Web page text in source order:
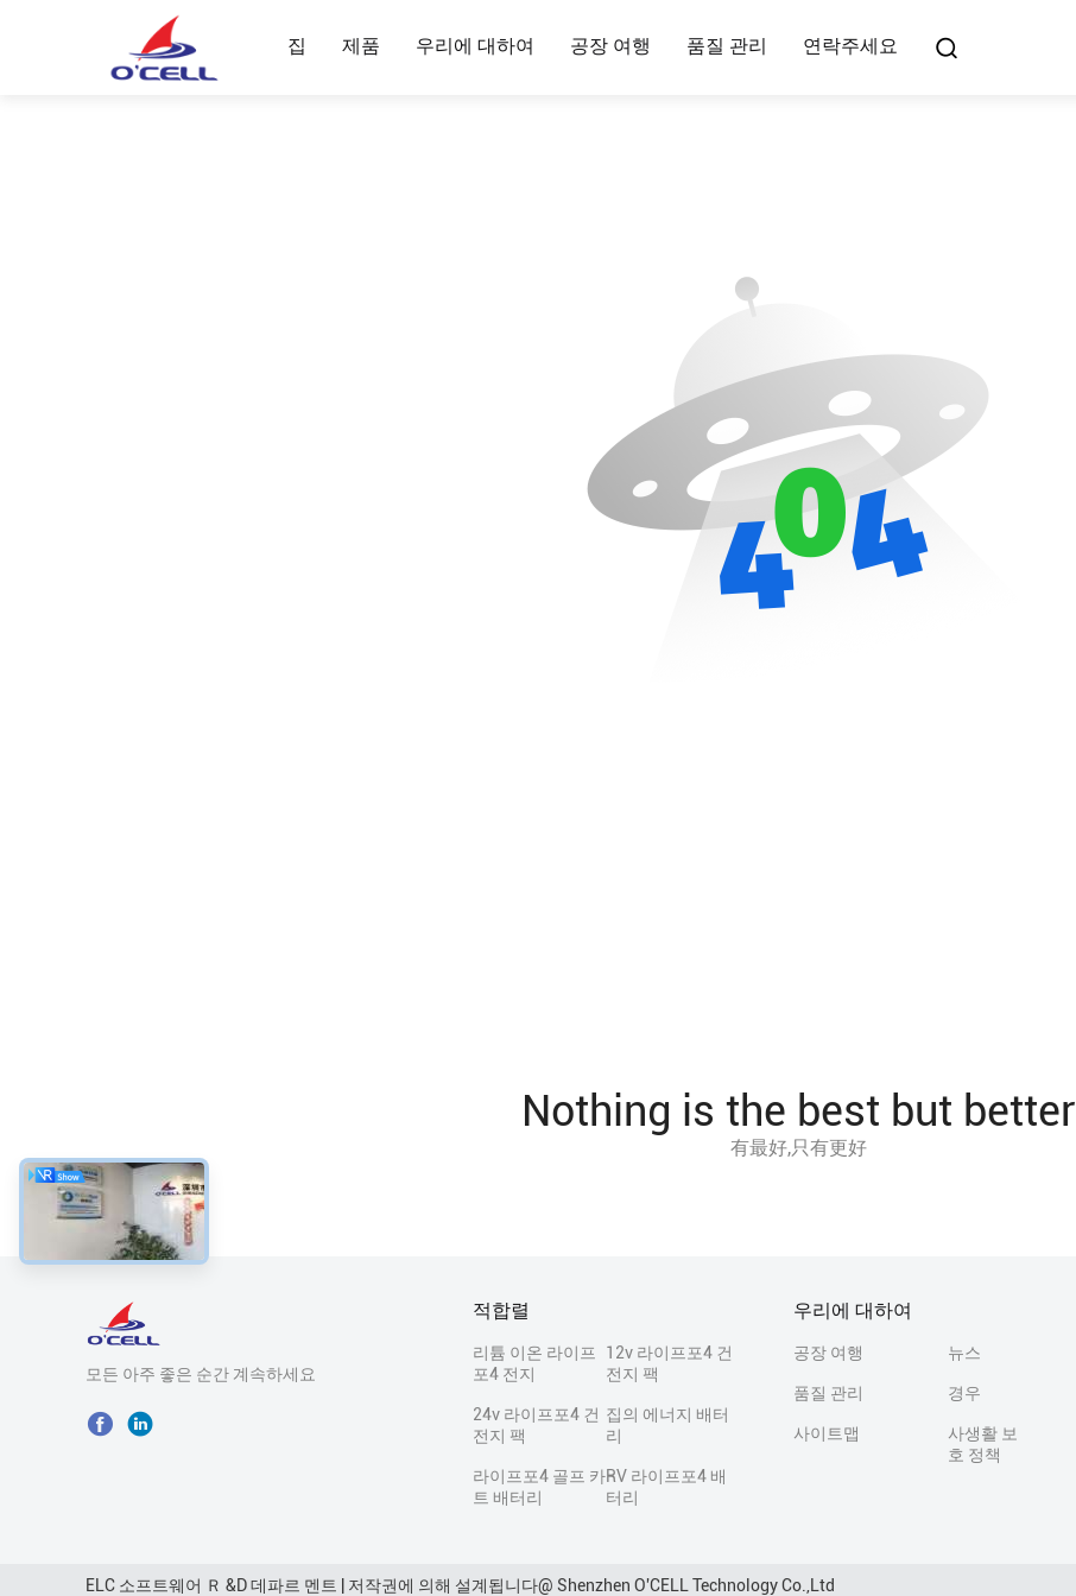
집 제품 우리에 대하여 공장 여행 품질 관리 연락주세요
Nothing is the best but better
有最好,只有更好
모든 아주 좋은 순간 계속하세요
적합렬
리튬 이온 라이프
포4 전지
12v 라이프포4 건
전지 팩
24v 라이프포4 건
전지 팩
집의 에너지 배터
리
라이프포4 골프 카
트 배터리
RV 라이프포4 배
터리
우리에 대하여
공장 여행 뉴스
품질 관리 경우
사이트맵
사생활 보
호 정책
ELC 소프트웨어 Ｒ &D 데파르 멘트 | 저작권에 의해 설계됩니다@ Shenzhen O'CELL Technology Co.,Ltd